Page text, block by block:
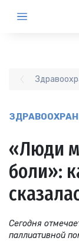
«Люди
боли»:
Сегодня
паллиативной